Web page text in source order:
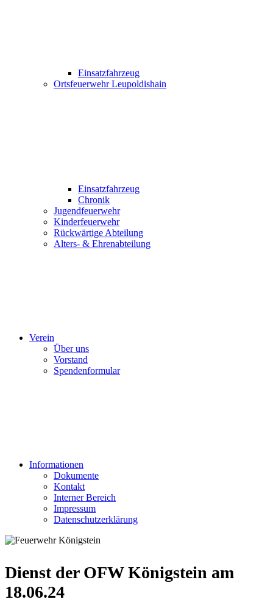
Einsatzfahrzeug
Ortsfeuerwehr Leupoldishain
Einsatzfahrzeug
Chronik
Jugendfeuerwehr
Kinderfeuerwehr
Rückwärtige Abteilung
Alters- & Ehrenabteilung
Verein
Über uns
Vorstand
Spendenformular
Informationen
Dokumente
Kontakt
Interner Bereich
Impressum
Datenschutzerklärung
Dienst der OFW Königstein am
18.06.24